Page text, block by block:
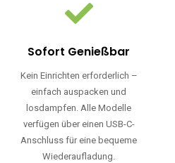
Sofort Genießbar
Kein Einrichten erforderlich –
einfach auspacken und
losdampfen. Alle Modelle
verfügen über einen USB-C-
Anschluss für eine bequeme
Wiederaufladung.